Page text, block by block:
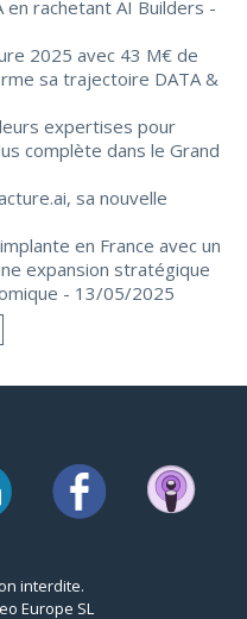
rachetant AI Builders -
2025 avec 43 M€ de
sa trajectoire DATA &
leurs expertises pour
complète dans le Grand
sa nouvelle
en France avec un
expansion stratégique
- 13/05/2025
interdite.
Europe SL